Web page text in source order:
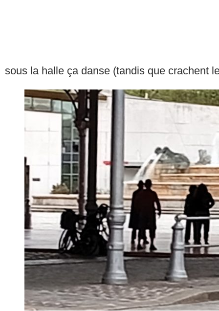
sous la halle ça danse (tandis que crachent